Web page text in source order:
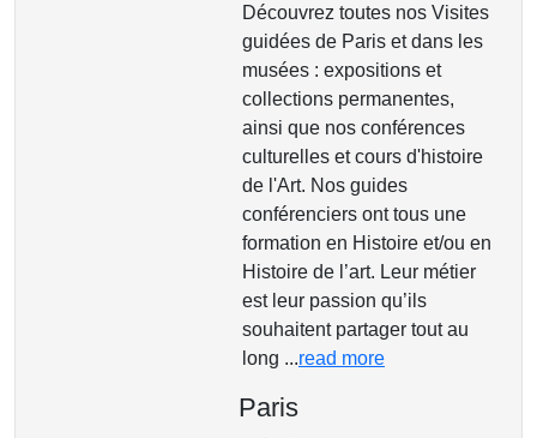
Découvrez toutes nos Visites
guidées de Paris et dans les
musées : expositions et
collections permanentes,
ainsi que nos conférences
culturelles et cours d'histoire
de l'Art. Nos guides
conférenciers ont tous une
formation en Histoire et/ou en
Histoire de l’art. Leur métier
est leur passion qu’ils
souhaitent partager tout au
long ...read more
Paris